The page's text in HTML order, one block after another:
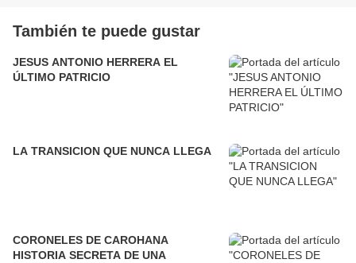
También te puede gustar
JESUS ANTONIO HERRERA EL
ÚLTIMO PATRICIO
LA TRANSICION QUE NUNCA LLEGA
CORONELES DE CAROHANA
HISTORIA SECRETA DE UNA